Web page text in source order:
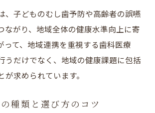
、子どものむし歯予防や高齢者の誤嚥
ながり、地域全体の健康水準向上に寄
って、地域連携を重視する歯科医療
うだけでなく、地域の健康課題に包括
求められています。
種類と選び方のコツ